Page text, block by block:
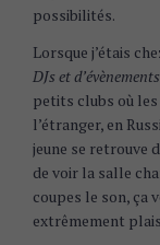
possibilités.
Lorsque j’étais
DJs et
petits clubs où les
l’étranger, en
jeune se retrouve
de voir la salle
coupes le son, ça
extrêmement